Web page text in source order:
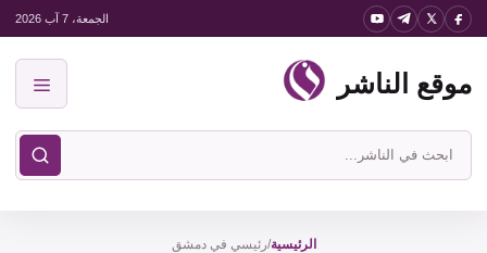
انتقل
المحتوى
الجمعة، 7 آب 2026
موقع الناشر
ابحث
في
الرئيسية/رئيسي في دمشق